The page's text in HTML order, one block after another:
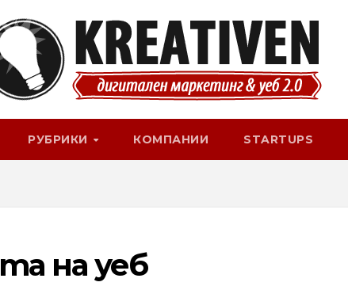
РУБРИКИ КОМПАНИИ STARTUPS
на уеб